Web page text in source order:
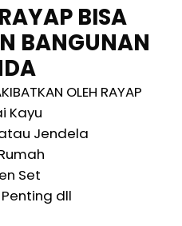
BISA
BANGUNAN
OLEH RAYAP
Kayu
Jendela
Set
dll